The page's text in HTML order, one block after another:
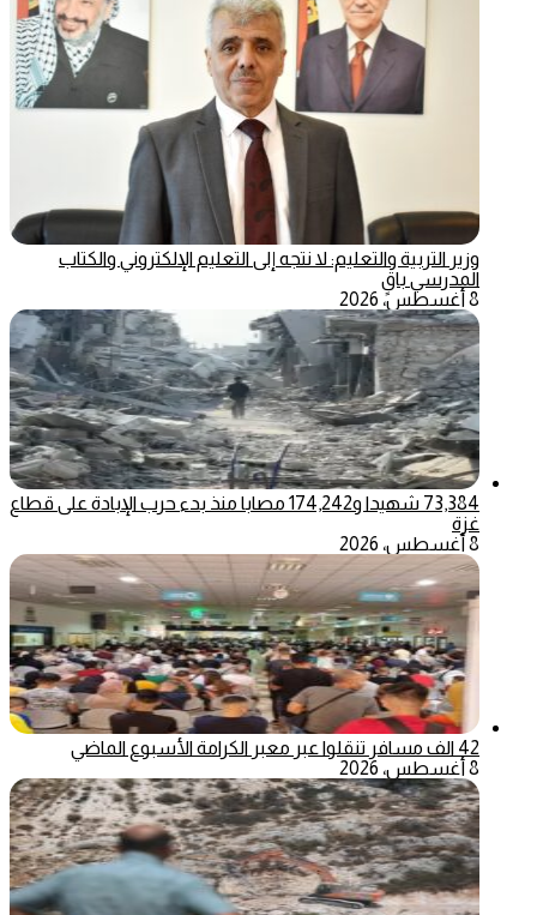
وزير التربية والتعليم: لا نتجه إلى التعليم الإلكتروني والكتاب
المدرسي باقٍ
8 أغسطس، 2026
73,384 شهيدا و174,242 مصابا منذ بدء حرب الإبادة على قطاع
غزة
8 أغسطس، 2026
42 الف مسافر تنقلوا عبر معبر الكرامة الأسبوع الماضي
8 أغسطس، 2026